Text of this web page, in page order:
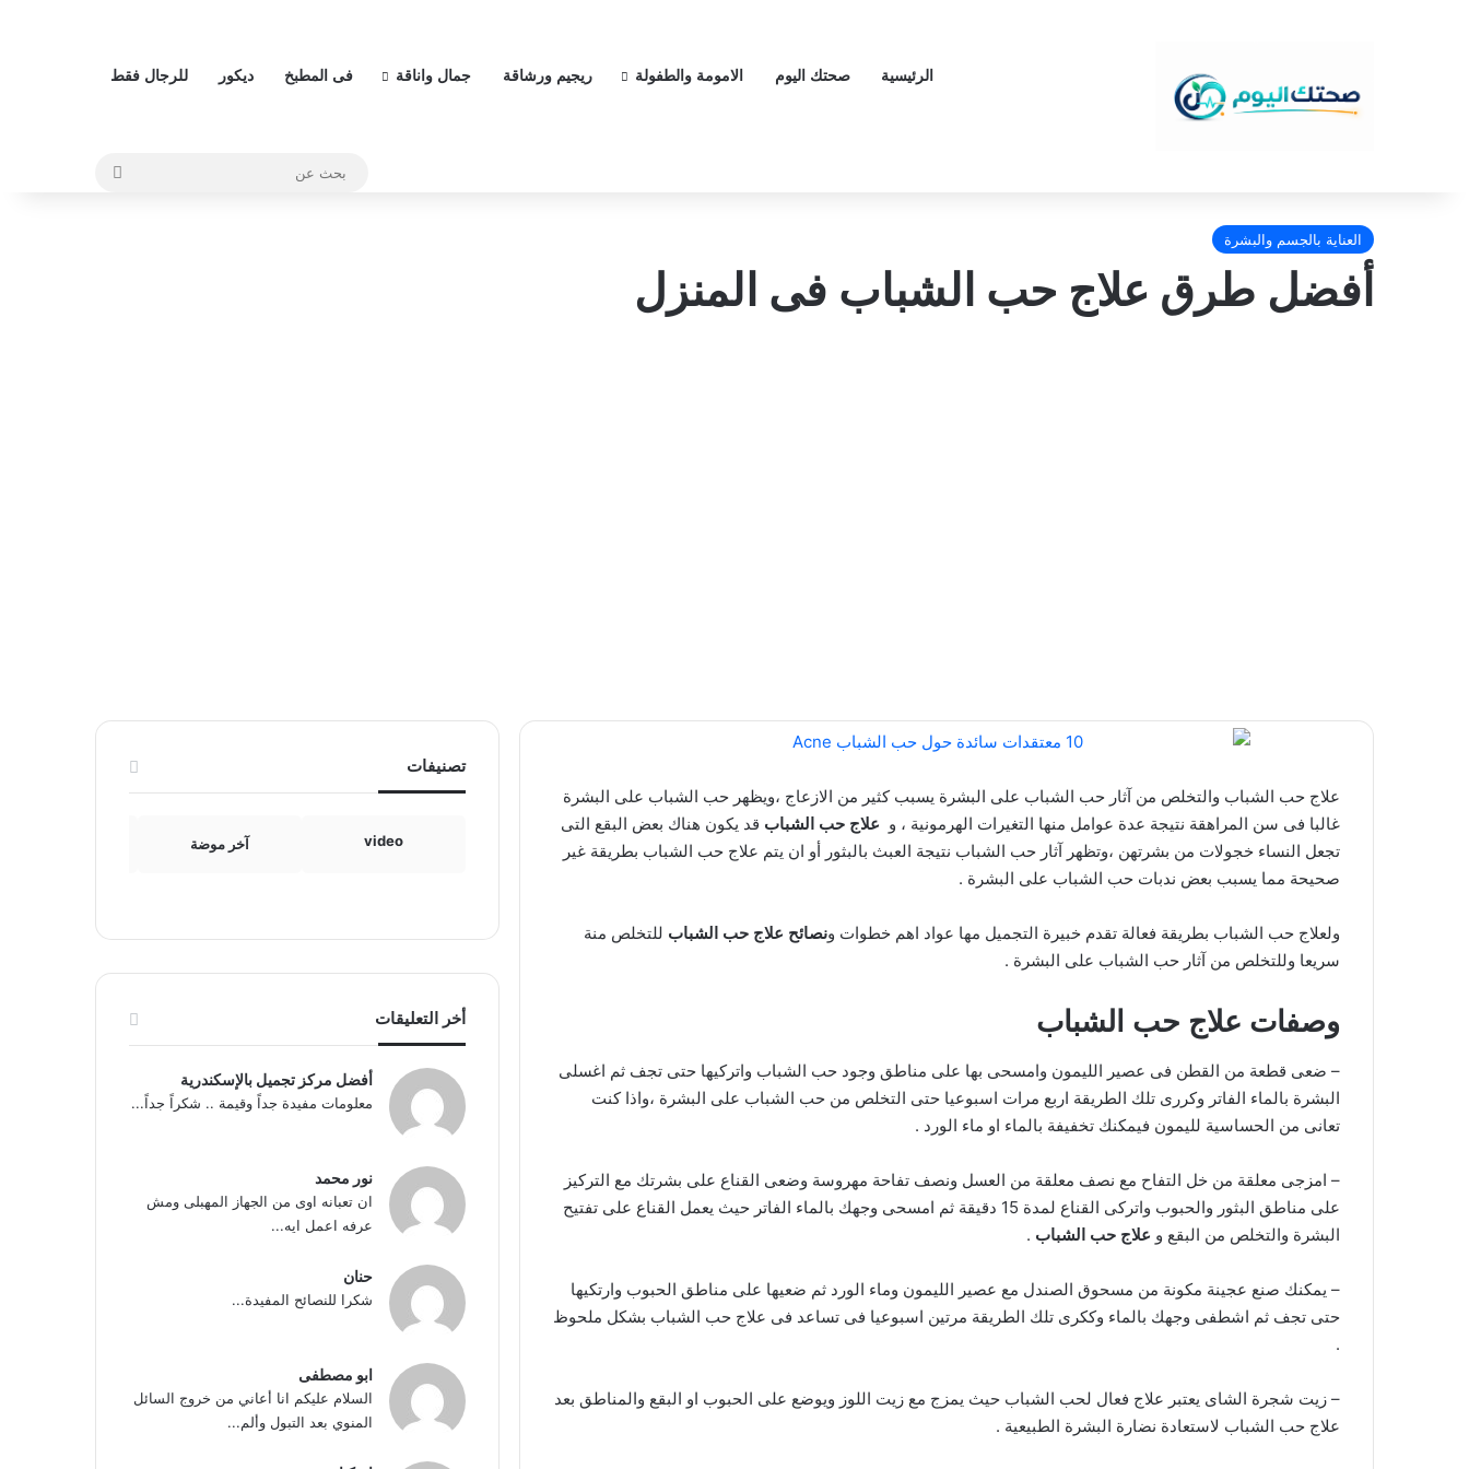
الرئيسية صحتك اليوم الامومة والطفولة ريجيم ورشاقة جمال واناقة فى المطبخ ديكور للرجال فقط
العناية بالجسم والبشرة
أفضل طرق علاج حب الشباب فى المنزل
علاج حب الشباب والتخلص من آثار حب الشباب على البشرة يسبب كثير من الازعاج ،ويظهر حب الشباب على البشرة
غالبا فى سن المراهقة نتيجة عدة عوامل منها التغيرات الهرمونية ، و علاج حب الشباب قد يكون هناك بعض البقع التى
تجعل النساء خجولات من بشرتهن ،وتظهر آثار حب الشباب نتيجة العبث بالبثور أو ان يتم علاج حب الشباب بطريقة غير
صحيحة مما يسبب بعض ندبات حب الشباب على البشرة .
ولعلاج حب الشباب بطريقة فعالة تقدم خبيرة التجميل مها عواد اهم خطوات ونصائح علاج حب الشباب للتخلص منة
سريعا وللتخلص من آثار حب الشباب على البشرة .
وصفات علاج حب الشباب
– ضعى قطعة من القطن فى عصير الليمون وامسحى بها على مناطق وجود حب الشباب واتركيها حتى تجف ثم اغسلى
البشرة بالماء الفاتر وكررى تلك الطريقة اربع مرات اسبوعيا حتى التخلص من حب الشباب على البشرة ،واذا كنت
تعانى من الحساسية لليمون فيمكنك تخفيفة بالماء او ماء الورد .
– امزجى معلقة من خل التفاح مع نصف معلقة من العسل ونصف تفاحة مهروسة وضعى القناع على بشرتك مع التركيز
على مناطق البثور والحبوب واتركى القناع لمدة 15 دقيقة ثم امسحى وجهك بالماء الفاتر حيث يعمل القناع على تفتيح
البشرة والتخلص من البقع و علاج حب الشباب .
– يمكنك صنع عجينة مكونة من مسحوق الصندل مع عصير الليمون وماء الورد ثم ضعيها على مناطق الحبوب وارتكيها
حتى تجف ثم اشطفى وجهك بالماء وككرى تلك الطريقة مرتين اسبوعيا فى تساعد فى علاج حب الشباب بشكل ملحوظ
.
– زيت شجرة الشاى يعتبر علاج فعال لحب الشباب حيث يمزج مع زيت اللوز ويوضع على الحبوب او البقع والمناطق بعد
علاج حب الشباب لاستعادة نضارة البشرة الطبيعية .
وصفات طبيعية لترطيب البشرة الجافة
الزيوت الأساسيّة
تصنيفات
video آخر موضة
أخر التعليقات
أفضل مركز تجميل بالإسكندرية
معلومات مفيدة جداً وقيمة .. شكراً جداً...
نور محمد
ان تعبانه اوى من الجهاز المهبلى ومش
عرفه اعمل ايه...
حنان
شكرا للنصائح المفيدة...
ابو مصطفى
السلام عليكم انا أعاني من خروج السائل
المنوي بعد التبول وألم...